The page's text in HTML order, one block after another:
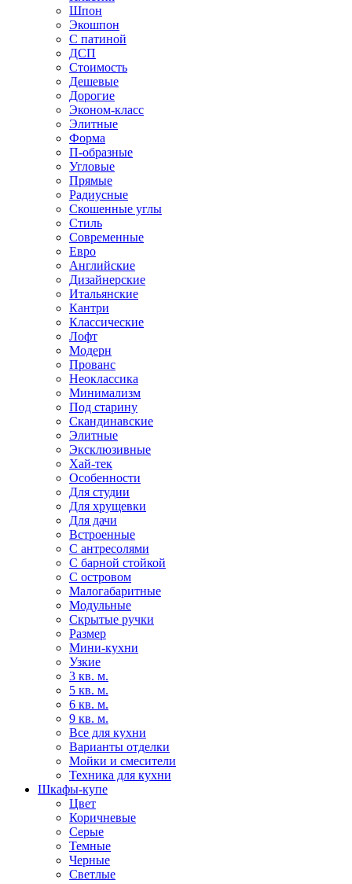
Шпон
Экошпон
С патиной
ДСП
Стоимость
Дешевые
Дорогие
Эконом-класс
Элитные
Форма
П-образные
Угловые
Прямые
Радиусные
Скошенные углы
Стиль
Современные
Евро
Английские
Дизайнерские
Итальянские
Кантри
Классические
Лофт
Модерн
Прованс
Неоклассика
Минимализм
Под старину
Скандинавские
Элитные
Эксклюзивные
Хай-тек
Особенности
Для студии
Для хрущевки
Для дачи
Встроенные
С антресолями
С барной стойкой
С островом
Малогабаритные
Модульные
Скрытые ручки
Размер
Мини-кухни
Узкие
3 кв. м.
5 кв. м.
6 кв. м.
9 кв. м.
Все для кухни
Варианты отделки
Мойки и смесители
Техника для кухни
Шкафы-купе
Цвет
Коричневые
Серые
Темные
Черные
Светлые